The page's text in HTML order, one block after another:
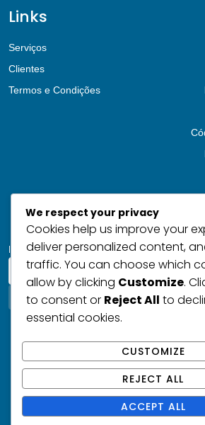
Links
Serviços
Clientes
Termos e Condições
Subscreva a
Introduza o seu email
We respect your privacy
Cookies help us improve your
deliver personalized content,
traffic. You can choose which
allow by clicking Customize.
to consent or Reject All to
essential cookies.
CUSTOMIZE
REJECT ALL
ACCEPT ALL